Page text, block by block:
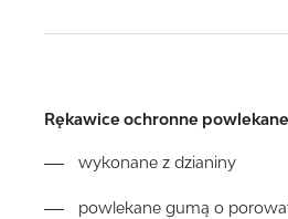
Rękawice ochronne
wykonane z dzianiny
powlekane gumą o